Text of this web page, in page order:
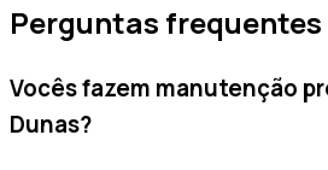
Perguntas frequentes
Vocês fazem manutenção
Dunas?